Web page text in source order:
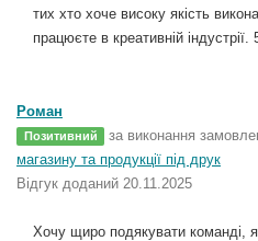
тих хто хоче високу якість
працюєте в креативній індустрії.
Роман
Позитивний за виконання
магазину та продукції під друк
Відгук доданий 20.11.2025
Хочу щиро подякувати команді,